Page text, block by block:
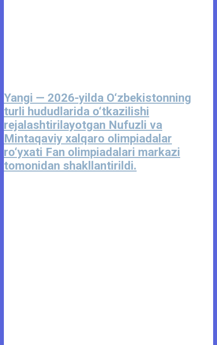
Yangi — 2026-yilda O‘zbekistonning
turli hududlarida o‘tkazilishi
rejalashtirilayotgan Nufuzli va
Mintaqaviy xalqaro olimpiadalar
ro‘yxati Fan olimpiadalari markazi
tomonidan shakllantirildi.